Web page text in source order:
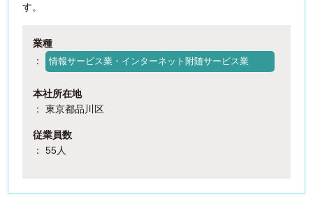
す。
業種
：
情報サービス業・インターネット附随サービス業
本社所在地
： 東京都品川区
従業員数
： 55人